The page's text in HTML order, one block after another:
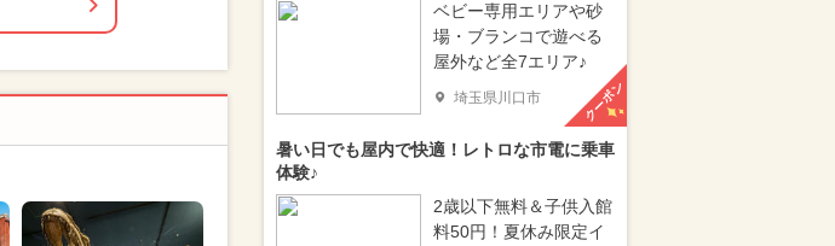
ベビー専用エリアや砂
場・ブランコで遊べる
屋外など全7エリア♪
埼玉県川口市 クーポン
暑い日でも屋内で快適！レトロな市電に乗車
体験♪
2歳以下無料＆子供入館
料50円！夏休み限定イ